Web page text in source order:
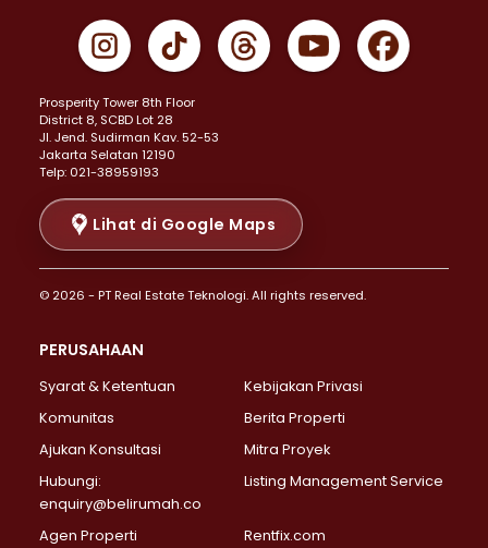
Properti Dijual di Gambir >
Properti Dijual di Johar Baru >
Properti Dijual di Menteng >
Properti Dijual di Senen >
Properti Dijual di Tanah Abang >
Properti Dijual di Cikini >
Properti Dijual di Kramat >
Properti Dijual di Pasar Baru >
Properti Dijual di Bendungan Hilir >
Properti Dijual di Jakarta Selatan >
Properti Dijual di Lebak Bulus >
Properti Dijual di Gandaria Selatan >
Properti Dijual di Pondok Labu >
Properti Dijual di Lenteng Agung >
Properti Dijual di Senayan >
Properti Dijual di Pondok Pinang >
Prosperity Tower 8th Floor
District 8, SCBD Lot 28
JI. Jend. Sudirman Kav. 52-53
Jakarta Selatan 12190
Telp: 021-38959193
Lihat di Google Maps
© 2026 - PT Real Estate Teknologi. All rights reserved.
PERUSAHAAN
Syarat & Ketentuan
Kebijakan Privasi
Komunitas
Berita Properti
Ajukan Konsultasi
Mitra Proyek
Hubungi:
enquiry@belirumah.co
Listing Management Service
Agen Properti Rentfix.com